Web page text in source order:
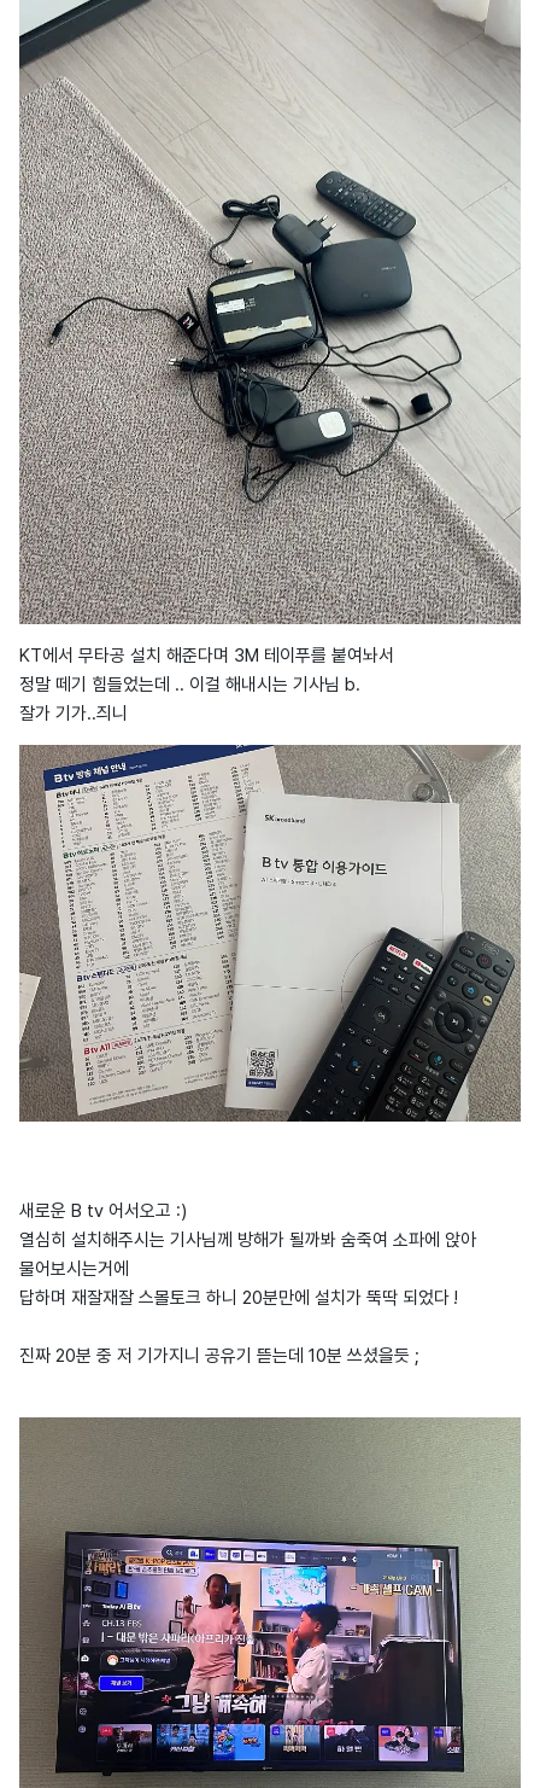
KT에서 무타공 설치 해준다며 3M 테이푸를 붙여놔서
정말 떼기 힘들었는데 .. 이걸 해내시는 기사님 b.
잘가 기가..즤니
새로운 B tv 어서오고 :)
열심히 설치해주시는 기사님께 방해가 될까봐 숨죽여 소파에 앉아
물어보시는거에
답하며 재잘재잘 스몰토크 하니 20분만에 설치가 뚝딱 되었다 !
진짜 20분 중 저 기가지니 공유기 뜯는데 10분 쓰셨을듯 ;